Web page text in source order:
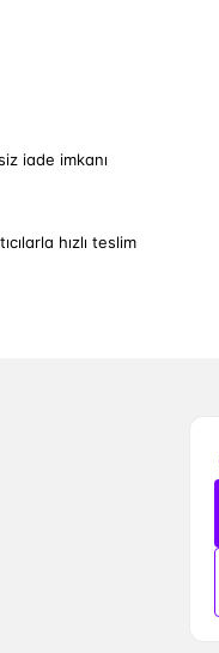
iade imkanı
hızlı teslim